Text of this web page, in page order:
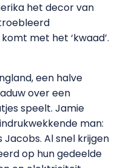
het decor van
met het ‘kwaad’.
een halve
over een
speelt. Jamie
man:
Al snel krijgen
op hun gedeelde